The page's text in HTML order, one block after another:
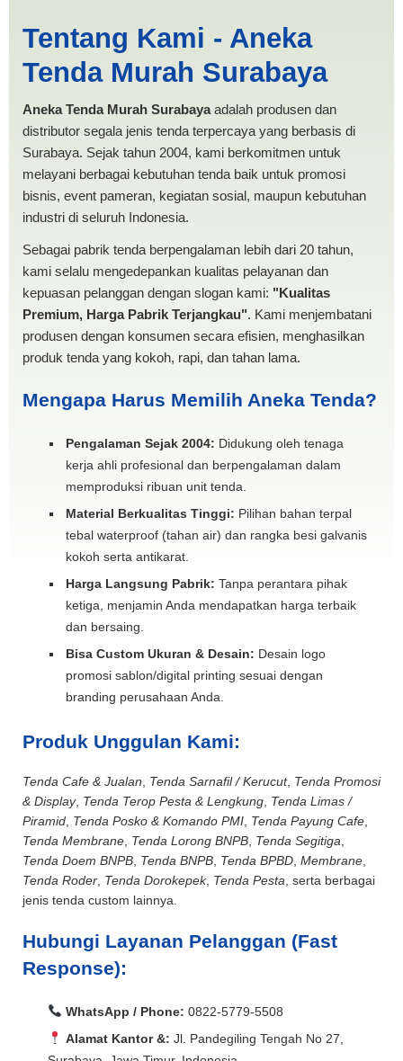
Kotamobagu | PRODUKSI
ANEKA TENDA MURAH
Tentang Kami - Aneka
Tenda Murah Surabaya
Aneka Tenda Murah Surabayaadalah produsen dan
distributor segala jenis tenda terpercaya yang berbasis di
Surabaya. Sejak tahun 2004, kami berkomitmen untuk
melayani berbagai kebutuhan tenda baik untuk promosi
bisnis, event pameran, kegiatan sosial, maupun kebutuhan
industri di seluruh Indonesia.
Sebagai pabrik tenda berpengalaman lebih dari 20 tahun,
kami selalu mengedepankan kualitas pelayanan dan
kepuasan pelanggan dengan slogan kami: "Kualitas
Premium, Harga Pabrik Terjangkau". Kami menjembatani
produsen dengan konsumen secara efisien, menghasilkan
produk tenda yang kokoh, rapi, dan tahan lama.
Mengapa Harus Memilih Aneka Tenda?
Pengalaman Sejak 2004: Didukung oleh tenaga
kerja ahli profesional dan berpengalaman dalam
memproduksi ribuan unit tenda.
Material Berkualitas Tinggi: Pilihan bahan terpal
tebal waterproof (tahan air) dan rangka besi galvanis
kokoh serta antikarat.
Harga Langsung Pabrik: Tanpa perantara pihak
ketiga, menjamin Anda mendapatkan harga terbaik
dan bersaing.
Bisa Custom Ukuran & Desain: Desain logo
promosi sablon/digital printing sesuai dengan
branding perusahaan Anda.
Produk Unggulan Kami:
Tenda Cafe & Jualan Tenda Sarnafil / Kerucut, Tenda Promosi
& Display, Tenda Terop Pesta & Lengkung Tenda Limas /
Piramid Tenda Posko & Komando PMI Tenda Payung Cafe
Tenda Membrane Tenda Lorong BNPB Tenda Segitiga
Tenda Doem BNPB Tenda BNPB Tenda BPBD Membrane
Tenda Roder Tenda Dorokepek, Tenda Pesta , serta berbagai
jenis tenda custom lainnya.
Hubungi Layanan Pelanggan (Fast
Response):
WhatsApp / Phone: 0822-5779-5508
Alamat Kantor &: Jl. Pandegiling Tengah No 27,